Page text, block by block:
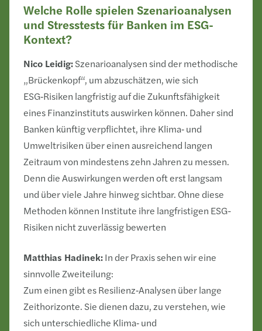
Welche Rolle spielen Szenarioanalysen
und Stresstests für Banken im ESG-
Kontext?
Nico Leidig:Szenarioanalysen sind der methodische
„Brückenkopf“, um abzuschätzen, wie sich
ESG‑Risiken langfristig auf die Zukunftsfähigkeit
eines Finanzinstituts auswirken können. Daher sind
Banken künftig verpflichtet, ihre Klima‑ und
Umweltrisiken über einen ausreichend langen
Zeitraum von mindestens zehn Jahren zu messen.
Denn die Auswirkungen werden oft erst langsam
und über viele Jahre hinweg sichtbar. Ohne diese
Methoden können Institute ihre langfristigen ESG-
Risiken nicht zuverlässig bewerten
Matthias Hadinek:In der Praxis sehen wir eine
sinnvolle Zweiteilung:
Zum einen gibt es Resilienz‑Analysen über lange
Zeithorizonte. Sie dienen dazu, zu verstehen, wie
sich unterschiedliche Klima‑ und